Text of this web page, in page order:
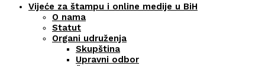
Vijeće za štampu i online medije u BiH
O nama
Statut
Organi udruženja
Skupština
Upravni odbor